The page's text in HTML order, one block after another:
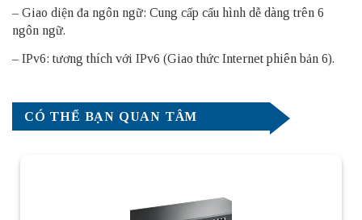
– Giao diện đa ngôn ngữ: Cung cấp cấu hình dễ dàng trên 6
ngôn ngữ.
– IPv6: tương thích với IPv6 (Giao thức Internet phiên bản 6).
CÓ THỂ BẠN QUAN TÂM